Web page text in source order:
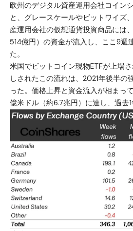
欧州のデジタル資産運用会社コイン
と、グレースケールやビットワイズ
産運用会社の仮想通貨投資商品には
514億円）の資金が流入し、ここ9週
た。
米国でビットコイン現物ETFが上場
しされたこの流れは、2021年後半の
った。価格上昇と資金流入が相まっ
億米ドル（約6.7兆円）に達し、過去1